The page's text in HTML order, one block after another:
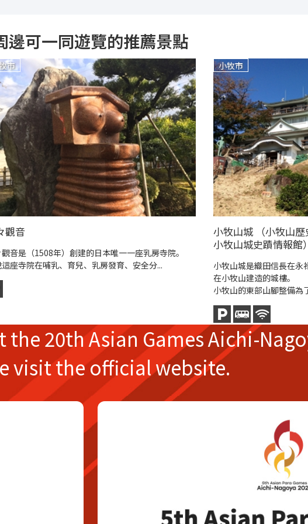
邊可一同遊覽的推薦景點
市
觀音
音是（1508年）創建的日本唯一一座乳房寺院。
座寺院在哺乳、育兒、乳房發育、安全分...
小牧市
小牧山城 （小牧山歷
小牧山城史蹟情報館）
小牧山城是織田信長在永
在小牧山建造的城樓。
小牧山的東部山腳整備為
the20th Asian GamesAichi-
visit the official website.